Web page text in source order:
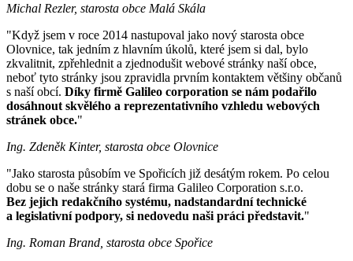
Michal Rezler, starosta obce Malá Skála
"Když jsem v roce 2014 nastupoval jako nový starosta obce
Olovnice, tak jedním z hlavním úkolů, které jsem si dal, bylo
zkvalitnit, zpřehlednit a zjednodušit webové stránky naší obce,
neboť tyto stránky jsou zpravidla prvním kontaktem většiny občanů
s naší obcí. Díky firmě Galileo corporation se nám podařilo
dosáhnout skvělého a reprezentativního vzhledu webových
stránek obce."
Ing. Zdeněk Kinter, starosta obce Olovnice
"Jako starosta působím ve Spořicích již desátým rokem. Po celou
dobu se o naše stránky stará firma Galileo Corporation s.r.o.
Bez jejich redakčního systému, nadstandardní technické
a legislativní podpory, si nedovedu naši práci představit."
Ing. Roman Brand, starosta obce Spořice